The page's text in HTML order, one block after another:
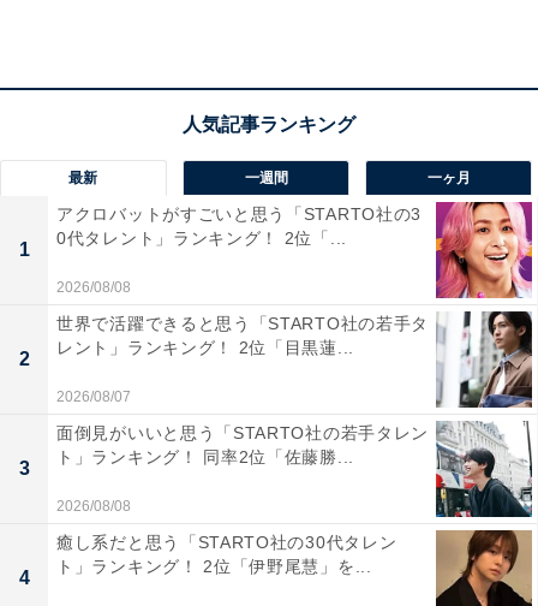
性）」という声や「キャリアウーマンでバリバリ仕事し
クールな役柄なのに逆要素が出ると普段の綾瀬さんがち
らっと出てくるもはまっている役だなと思ったためです
（20代女性）」といった理由があがりました。
最新 一週間 一ヶ月
1
アクロバットがすごいと思う「STARTO社の3
0代タレント」ランキング！ 2位「...
2026/08/08
2
世界で活躍できると思う「STARTO社の若手タ
レント」ランキング！ 2位「目黒蓮...
2026/08/07
3
面倒見がいいと思う「STARTO社の若手タレン
ト」ランキング！ 同率2位「佐藤勝...
2026/08/08
4
癒し系だと思う「STARTO社の30代タレン
ト」ランキング！ 2位「伊野尾慧」を...